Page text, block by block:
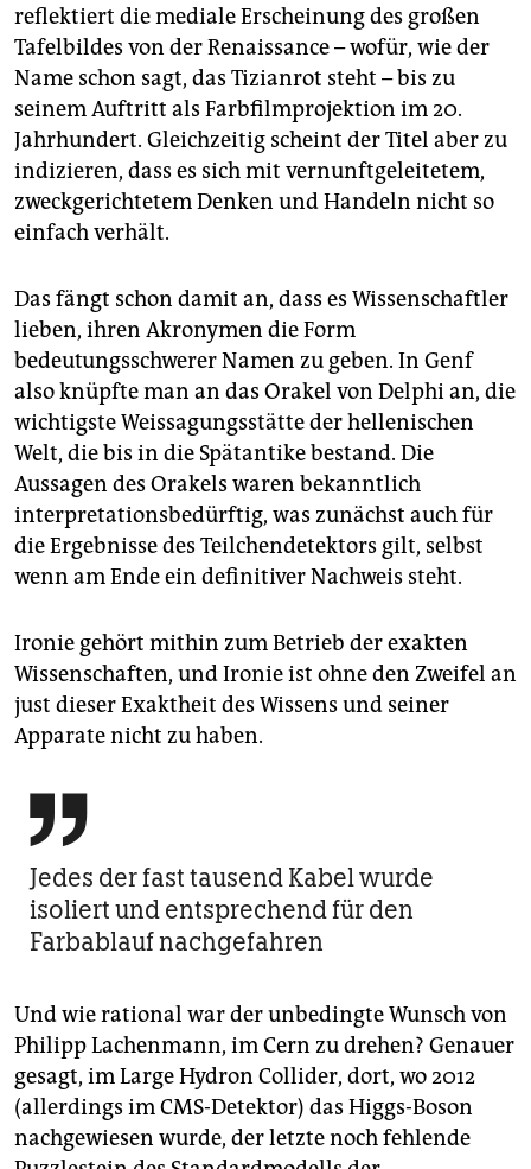
reflektiert die mediale Erscheinung des großen
Tafelbildes von der Renaissance – wofür, wie der
Name schon sagt, das Tizianrot steht – bis zu
seinem Auftritt als Farbfilmprojektion im 20.
Jahrhundert. Gleichzeitig scheint der Titel aber zu
indizieren, dass es sich mit vernunftgeleitetem,
zweckgerichtetem Denken und Handeln nicht so
einfach verhält.
Das fängt schon damit an, dass es Wissenschaftler
lieben, ihren Akronymen die Form
bedeutungsschwerer Namen zu geben. In Genf
also knüpfte man an das Orakel von Delphi an, die
wichtigste Weissagungsstätte der hellenischen
Welt, die bis in die Spätantike bestand. Die
Aussagen des Orakels waren bekanntlich
interpretationsbedürftig, was zunächst auch für
die Ergebnisse des Teilchendetektors gilt, selbst
wenn am Ende ein definitiver Nachweis steht.
Ironie gehört mithin zum Betrieb der exakten
Wissenschaften, und Ironie ist ohne den Zweifel an
just dieser Exaktheit des Wissens und seiner
Apparate nicht zu haben.

Jedes der fast tausend Kabel wurde
isoliert und entsprechend für den
Farbablauf nachgefahren
Und wie rational war der unbedingte Wunsch von
Philipp Lachenmann, im Cern zu drehen? Genauer
gesagt, im Large Hydron Collider, dort, wo 2012
(allerdings im CMS-Detektor) das Higgs-Boson
nachgewiesen wurde, der letzte noch fehlende